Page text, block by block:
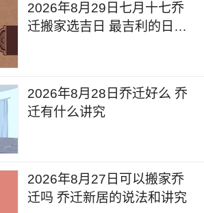
2026年8月29日七月十七乔
迁搬家选吉日 最吉利的日子
2026年8月28日乔迁好么 乔
迁有什么讲究
2026年8月27日可以搬家乔
迁吗 乔迁新居的说法和讲究